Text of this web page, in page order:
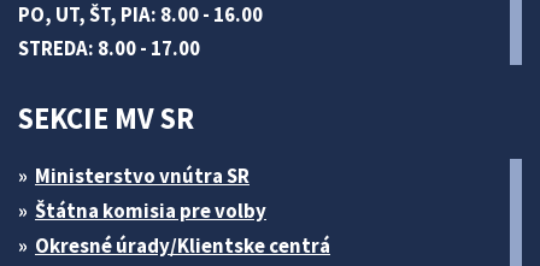
PO, UT, ŠT, PIA: 8.00 - 16.00
STREDA: 8.00 - 17.00
SEKCIE MV SR
Ministerstvo vnútra SR
Štátna komisia pre volby
Okresné úrady/Klientske centrá